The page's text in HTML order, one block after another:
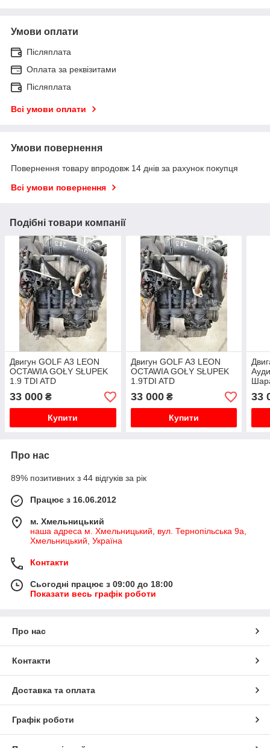
Умови оплати
Післяплата
Оплата за реквізитами
Післяплата
Всі умови оплати
Умови повернення
Повернення товару впродовж 14 днів за рахунок покупця
Всі умови повернення
Подібні товари компанії
Двигун GOLF A3 LEON
OCTAWIA GOŁY SŁUPEK
1.9 TDI ATD
33 000 ₴
Купити
Двигун GOLF A3 LEON
OCTAWIA GOŁY SŁUPEK
1.9TDI ATD
33 000₴
Купити
33
Про нас
89% позитивних з 44 відгуків за рік
Працює з 16.06.2012
м. Хмельницький
наша адреса м. Хмельницький, вул. Тернопільська 9а,
Хмельницький, Україна
Контакти
Сьогодні працює з 09:00 до 18:00
Показати весь графік роботи
Про нас
Контакти
Доставка та оплата
Графік роботи